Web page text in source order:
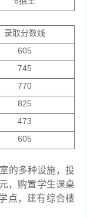
录取分数线
605
745
770
825
473
605
的多种设施，投
，购置学生课桌
点，建有综合楼